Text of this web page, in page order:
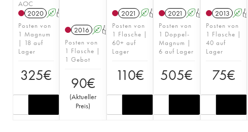
AOC
2020 AT
Posten von
1 Magnum
| 18 auf
Lager
325€
2016 AT
Posten von
1 Flasche |
1 Gebot
90€
(Aktueller
Preis)
2021 AT
Posten von
1 Flasche |
60+ auf
Lager
110€
2021 AT
Posten von
1 Doppel-
Magnum |
6 auf Lager
505€
2013 AT
Posten von
1 Flasche |
40 auf
Lager
75€